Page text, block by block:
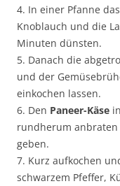
4. In einer Pfanne
Knoblauch und die
Minuten dünsten.
5. Danach die
und der
einkochen lassen.
6. Den Paneer-Käse
rundherum
geben.
7. Kurz aufkochen
schwarzem Pfeffer,